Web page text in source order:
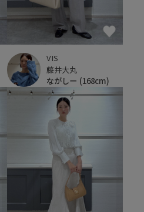
VIS
藤井大丸
ながしー (168cm)